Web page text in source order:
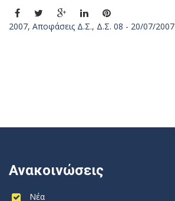
2007, Αποφάσεις Δ.Σ., Δ.Σ. 08 - 20/07/2007
Ανακοινώσεις
Νέα